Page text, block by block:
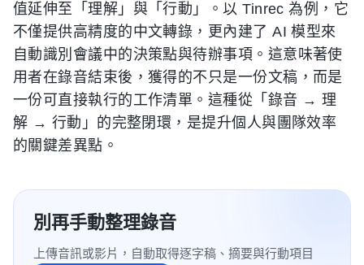
值延伸至「理解」與「行動」。以 Tinrec 為例，它
不僅提供高精度的中文轉錄，更內建了 AI 模型來
自動識別會議中的決策點與待辦事項。這意味著使
用者在錄音結束後，獲得的不只是一份文稿，而是
一份可直接執行的工作清單。這種從「錄音 → 理
解 → 行動」的完整閉環，是提升個人與團隊效率
的關鍵差異點。
別再手動整理錄音
上傳音訊或影片，自動取得逐字稿、摘要與行動項目